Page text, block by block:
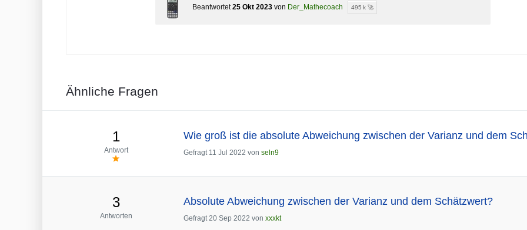
Beantwortet 25 Okt 2023 von Der_Mathecoach 495 k 🚀
Ähnliche Fragen
1
Antwort
Wie groß ist die absolute Abweichung zwischen der Varianz und dem
Gefragt 11 Jul 2022 von seln9
3
Antworten
Absolute Abweichung zwischen der Varianz und dem Schätzwert?
Gefragt 20 Sep 2022 von xxxkt